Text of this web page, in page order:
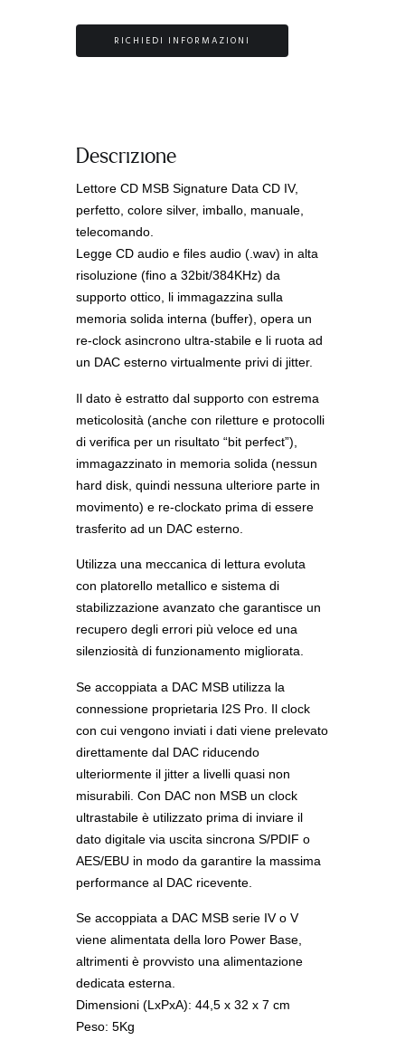
RICHIEDI INFORMAZIONI
Descrizione
Lettore CD MSB Signature Data CD IV,
perfetto, colore silver, imballo, manuale,
telecomando.
Legge CD audio e files audio (.wav) in alta
risoluzione (fino a 32bit/384KHz) da
supporto ottico, li immagazzina sulla
memoria solida interna (buffer), opera un
re-clock asincrono ultra-stabile e li ruota ad
un DAC esterno virtualmente privi di jitter.
Il dato è estratto dal supporto con estrema
meticolosità (anche con riletture e protocolli
di verifica per un risultato “bit perfect”),
immagazzinato in memoria solida (nessun
hard disk, quindi nessuna ulteriore parte in
movimento) e re-clockato prima di essere
trasferito ad un DAC esterno.
Utilizza una meccanica di lettura evoluta
con platorello metallico e sistema di
stabilizzazione avanzato che garantisce un
recupero degli errori più veloce ed una
silenziosità di funzionamento migliorata.
Se accoppiata a DAC MSB utilizza la
connessione proprietaria I2S Pro. Il clock
con cui vengono inviati i dati viene prelevato
direttamente dal DAC riducendo
ulteriormente il jitter a livelli quasi non
misurabili. Con DAC non MSB un clock
ultrastabile è utilizzato prima di inviare il
dato digitale via uscita sincrona S/PDIF o
AES/EBU in modo da garantire la massima
performance al DAC ricevente.
Se accoppiata a DAC MSB serie IV o V
viene alimentata della loro Power Base,
altrimenti è provvisto una alimentazione
dedicata esterna.
Dimensioni (LxPxA): 44,5 x 32 x 7 cm
Peso: 5Kg